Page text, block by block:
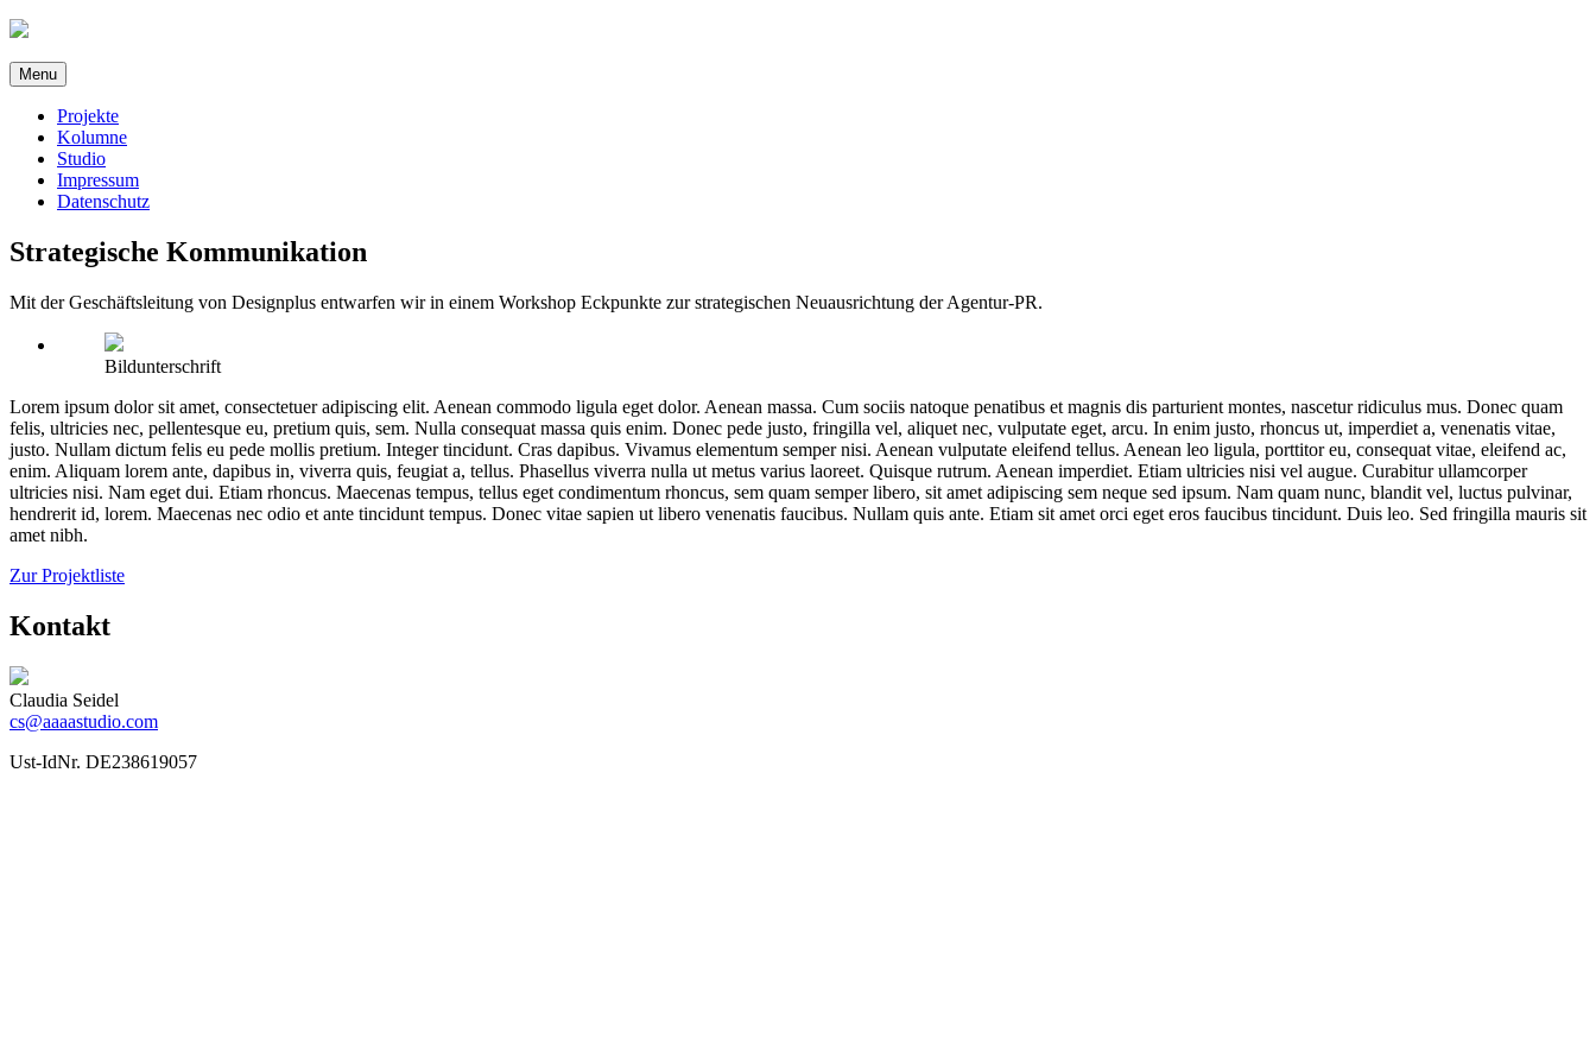
Direkt
Inhalt
Menu
Projekte
Kolumne
Studio
Impressum
Datenschutz
Strategische Kommunikation
Mit der Geschäftsleitung von Designplus entwarfen wir in einem Workshop Eckpunkte zur strategischen Neuausrichtung der Agentur-PR.
Bildunterschrift
Lorem ipsum dolor sit amet, consectetuer adipiscing elit. Aenean commodo ligula eget dolor. Aenean massa. Cum sociis natoque penatibus et magnis dis parturient montes, nascetur ridiculus mus. Donec quam
felis, ultricies nec, pellentesque eu, pretium quis, sem. Nulla consequat massa quis enim. Donec pede justo, fringilla vel, aliquet nec, vulputate eget, arcu. In enim justo, rhoncus ut, imperdiet a, venenatis vitae,
justo. Nullam dictum felis eu pede mollis pretium. Integer tincidunt. Cras dapibus. Vivamus elementum semper nisi. Aenean vulputate eleifend tellus. Aenean leo ligula, porttitor eu, consequat vitae, eleifend ac,
enim. Aliquam lorem ante, dapibus in, viverra quis, feugiat a, tellus. Phasellus viverra nulla ut metus varius laoreet. Quisque rutrum. Aenean imperdiet. Etiam ultricies nisi vel augue. Curabitur ullamcorper
ultricies nisi. Nam eget dui. Etiam rhoncus. Maecenas tempus, tellus eget condimentum rhoncus, sem quam semper libero, sit amet adipiscing sem neque sed ipsum. Nam quam nunc, blandit vel, luctus pulvinar,
hendrerit id, lorem. Maecenas nec odio et ante tincidunt tempus. Donec vitae sapien ut libero venenatis faucibus. Nullam quis ante. Etiam sit amet orci eget eros faucibus tincidunt. Duis leo. Sed fringilla mauris sit
amet nibh.
Zur Projektliste
Kontakt
Claudia Seidel
cs@aaaastudio.com
Ust-IdNr. DE238619057